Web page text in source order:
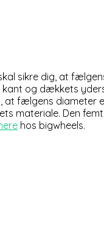
sikre dig, at
og dækkets
at fælgens diameter
materiale. Den
hos bigwheels.